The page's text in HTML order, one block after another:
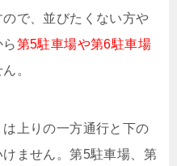
で、並びたくない方や
第5駐車場や第6駐車場
。
上りの一方通行と下の
ません。第5駐車場、第